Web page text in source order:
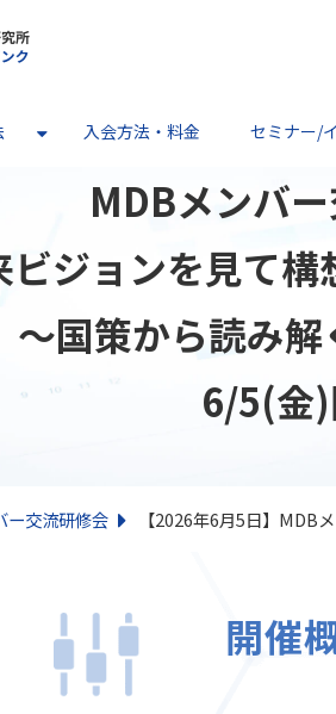
入会方法・料金 セミナー/
MDBメンバ
ビジョンを見て
～国策から読み
6/5(金
ー交流研修会 【2026年6月5日】MDB
開催